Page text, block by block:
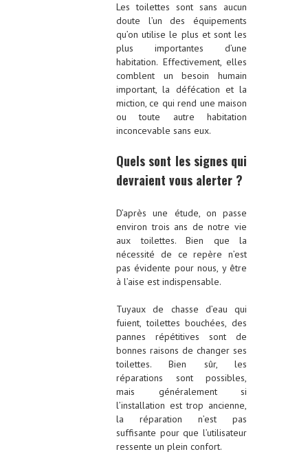
Les toilettes sont sans aucun
doute l’un des équipements
qu’on utilise le plus et sont les
plus importantes d’une
habitation. Effectivement, elles
comblent un besoin humain
important, la défécation et la
miction, ce qui rend une maison
ou toute autre habitation
inconcevable sans eux.
Quels sont les signes qui
devraient vous alerter ?
D’après une étude, on passe
environ trois ans de notre vie
aux toilettes. Bien que la
nécessité de ce repère n’est
pas évidente pour nous, y être
à l’aise est indispensable.
Tuyaux de chasse d’eau qui
fuient, toilettes bouchées, des
pannes répétitives sont de
bonnes raisons de changer ses
toilettes. Bien sûr, les
réparations sont possibles,
mais généralement si
l’installation est trop ancienne,
la réparation n’est pas
suffisante pour que l’utilisateur
ressente un plein confort.